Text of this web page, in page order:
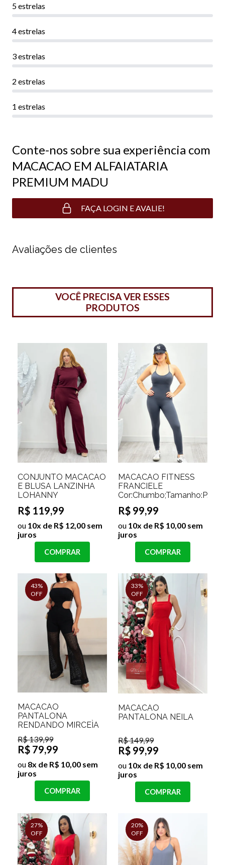
5 estrelas
4 estrelas
3 estrelas
2 estrelas
1 estrelas
Conte-nos sobre sua experiência com
MACACAO EM ALFAIATARIA
PREMIUM MADU
FAÇA LOGIN E AVALIE!
Avaliações de clientes
VOCÊ PRECISA VER ESSES
PRODUTOS
CONJUNTO MACACÃO
E BLUSA LANZINHA
LOHANNY
R$ 119,99
ou 10x de R$ 12,00 sem
juros
COMPRAR
MACACÃO FITNESS
FRANCIELE
Cor:Chumbo;Tamanho:P/M
R$ 99,99
ou 10x de R$ 10,00 sem
juros
COMPRAR
43%
OFF
MACACÃO
PANTALONA
RENDANDO MIRCEÌA
R$ 139,99
R$ 79,99
ou 8x de R$ 10,00 sem
juros
COMPRAR
33%
OFF
MACACÃO
PANTALONA NEILA
R$ 149,99
R$ 99,99
ou 10x de R$ 10,00 sem
juros
COMPRAR
27%
OFF
20%
OFF